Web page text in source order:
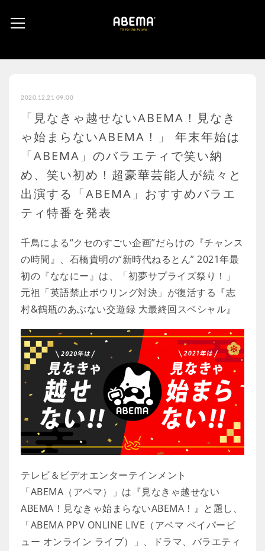
2020.12.21 09:00
「見なきゃ越せないABEMA！見なき
ゃ始まらないABEMA！」 年末年始は
「ABEMA」のバラエティで笑い納
め、笑い初め！超豪華芸能人が続々と
出演する「ABEMA」おすすめバラエ
ティ特番を発表
千鳥による“クセのすごい企画”だらけの『チャンス
の時間』、石橋貴明の“新時代ねるとん” 2021年最
初の『ななにー』は、「初夢サプライズ祭り！」
元祖「英語禁止ボウリング対決」が復活する『志
村&鶴瓶のあぶない交遊録 大最終回スペシャル』
テレビ＆ビデオエンターテインメント
「ABEMA（アベマ）」は『見なきゃ越せない
ABEMA！見なきゃ始まらないABEMA！』と題し、
「ABEMA PPV ONLINE LIVE（アベマ ペイパービ
ュー オンライン ライブ）」、ドラマ、バラエティ